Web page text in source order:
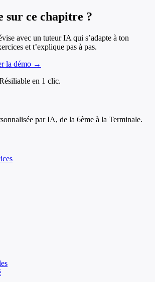
sur ce chapitre ?
avec un tuteur IA qui s’adapte à ton
et t’explique pas à pas.
la démo →
en 1 clic.
par IA, de la 6ème à la Terminale.